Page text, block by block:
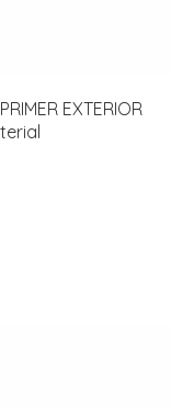
EXTERIOR